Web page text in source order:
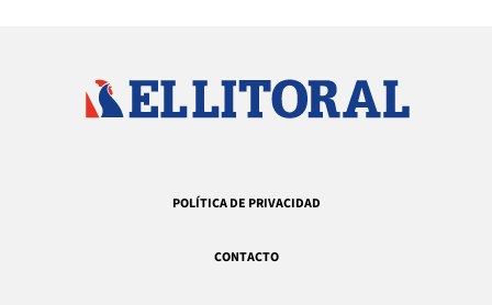
POLÍTICA DE PRIVACIDAD
CONTACTO